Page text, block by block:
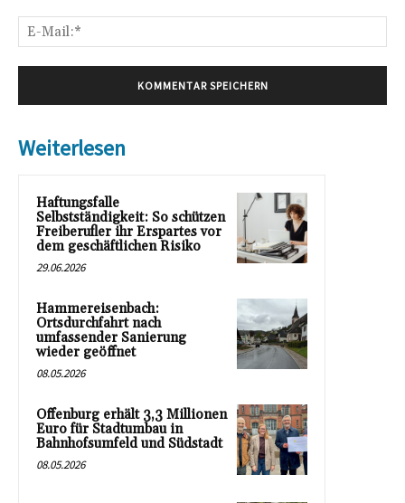
Weiterlesen
Haftungsfalle
Selbstständigkeit: So schützen
Freiberufler ihr Erspartes vor
dem geschäftlichen Risiko
29.06.2026
Hammereisenbach:
Ortsdurchfahrt nach
umfassender Sanierung
wieder geöffnet
08.05.2026
Offenburg erhält 3,3 Millionen
Euro für Stadtumbau in
Bahnhofsumfeld und Südstadt
08.05.2026